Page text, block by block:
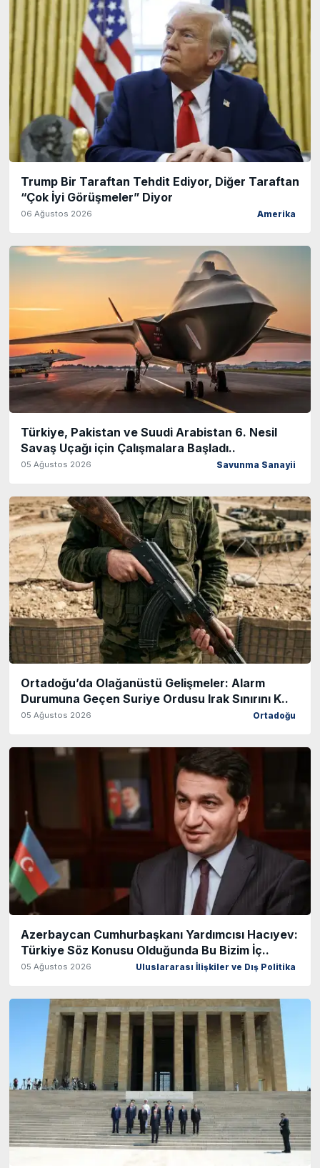
Trump Bir Taraftan Tehdit Ediyor, Diğer Taraftan
“Çok İyi Görüşmeler” Diyor
06 Ağustos 2026 Amerika
Türkiye, Pakistan ve Suudi Arabistan 6. Nesil
Savaş Uçağı için Çalışmalara Başladı..
05 Ağustos 2026 Savunma Sanayii
Ortadoğu’da Olağanüstü Gelişmeler: Alarm
Durumuna Geçen Suriye Ordusu Irak Sınırını K..
05 Ağustos 2026 Ortadoğu
Azerbaycan Cumhurbaşkanı Yardımcısı Hacıyev:
Türkiye Söz Konusu Olduğunda Bu Bizim İç..
05 Ağustos 2026 Uluslararası İlişkiler ve Dış Politika